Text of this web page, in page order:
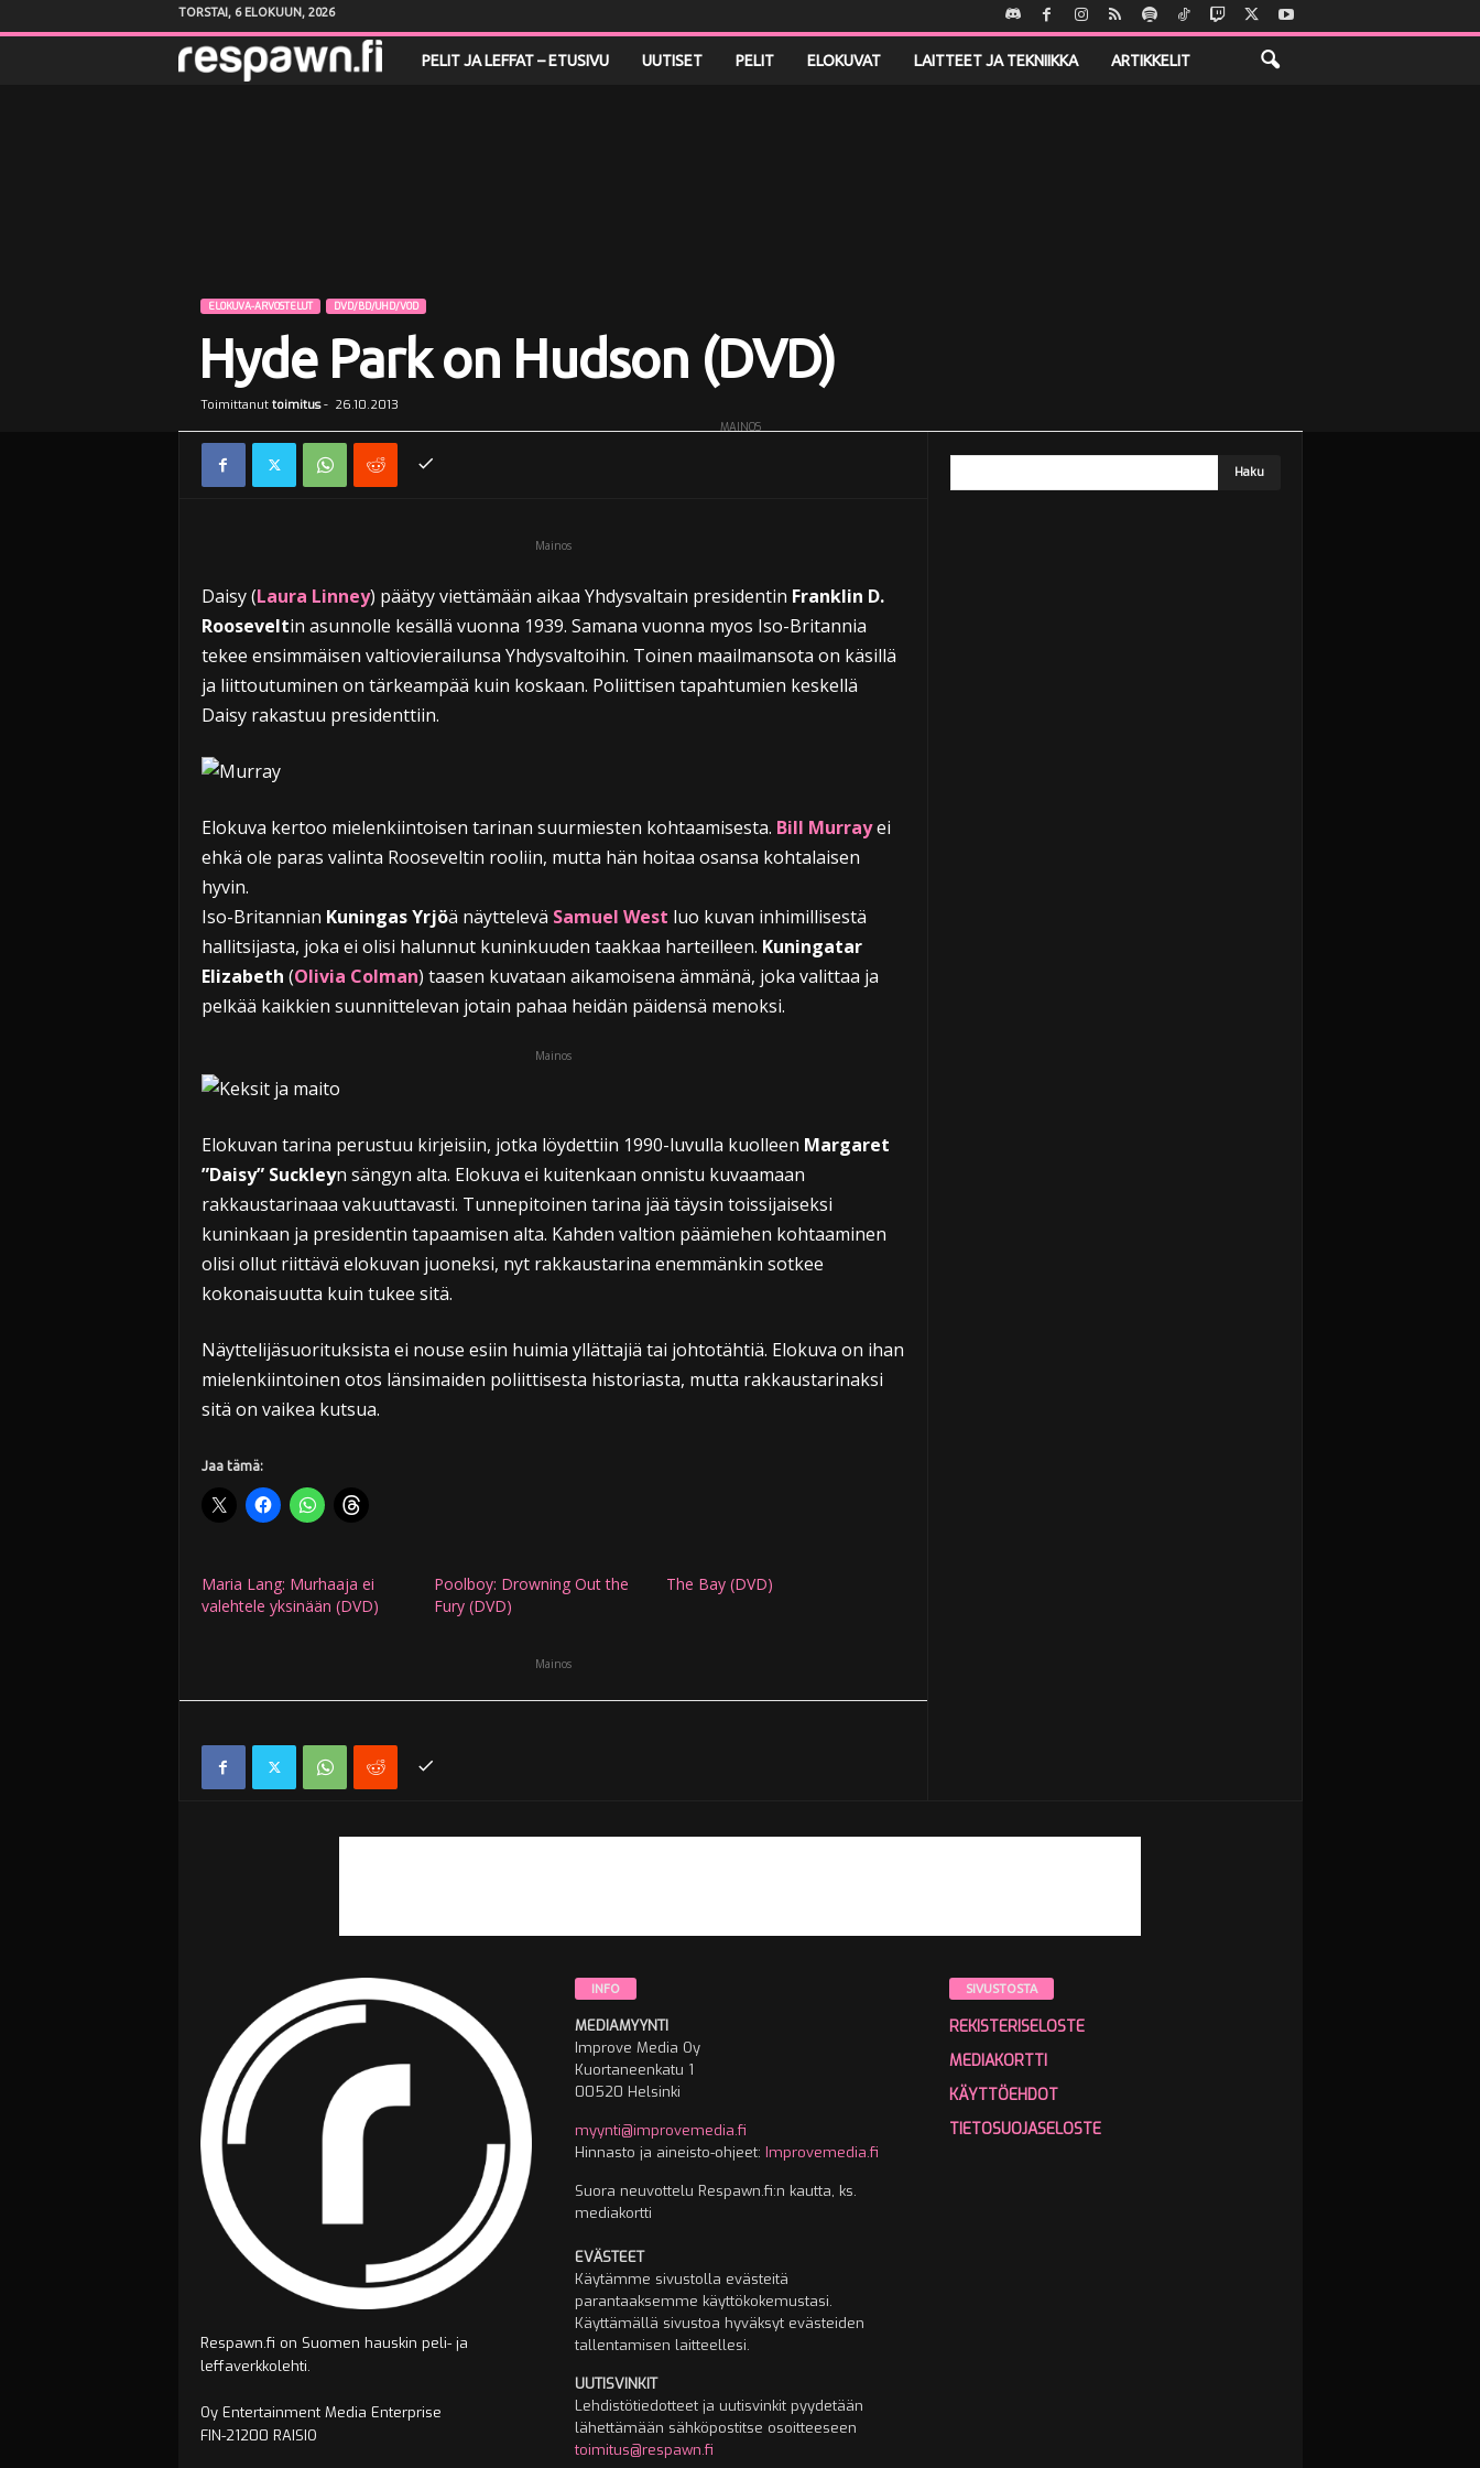
TORSTAI, 6 ELOKUUN, 2026
w
n
PELIT JA LEFFAT – ETUSIVU UUTISET PELIT ELOKUVAT LAITTEET JA TEKNIIKKA ARTIKKELIT
MAINOS
ELOKUVA-ARVOSTELUT DVD/BD/UHD/VOD
Hyde Park on Hudson (DVD)
Toimittanut toimitus- 26.10.2013
Mainos
Daisy (Laura Linney) päätyy viettämään aikaa Yhdysvaltain presidentin Franklin D.
Rooseveltin asunnolle kesällä vuonna 1939. Samana vuonna myos Iso-Britannia
tekee ensimmäisen valtiovierailunsa Yhdysvaltoihin. Toinen maailmansota on käsillä
ja liittoutuminen on tärkeampää kuin koskaan. Poliittisen tapahtumien keskellä
Daisy rakastuu presidenttiin.
Elokuva kertoo mielenkiintoisen tarinan suurmiesten kohtaamisesta. Bill Murrayei
ehkä ole paras valinta Rooseveltin rooliin, mutta hän hoitaa osansa kohtalaisen
hyvin.
Iso-Britannian Kuningas Yrjöä näyttelevä Samuel West luo kuvan inhimillisestä
hallitsijasta, joka ei olisi halunnut kuninkuuden taakkaa harteilleen. Kuningatar
Elizabeth (Olivia Colman) taasen kuvataan aikamoisena ämmänä, joka valittaa ja
pelkää kaikkien suunnittelevan jotain pahaa heidän päidensä menoksi.
Mainos
Elokuvan tarina perustuu kirjeisiin, jotka löydettiin 1990-luvulla kuolleen Margaret
”Daisy” Suckleyn sängyn alta. Elokuva ei kuitenkaan onnistu kuvaamaan
rakkaustarinaaa vakuuttavasti. Tunnepitoinen tarina jää täysin toissijaiseksi
kuninkaan ja presidentin tapaamisen alta. Kahden valtion päämiehen kohtaaminen
olisi ollut riittävä elokuvan juoneksi, nyt rakkaustarina enemmänkin sotkee
kokonaisuutta kuin tukee sitä.
Näyttelijäsuorituksista ei nouse esiin huimia yllättajiä tai johtotähtiä. Elokuva on ihan
mielenkiintoinen otos länsimaiden poliittisesta historiasta, mutta rakkaustarinaksi
sitä on vaikea kutsua.
Jaa tämä:
Maria Lang: Murhaaja ei
valehtele yksinään (DVD)
Poolboy: Drowning Out the
Fury (DVD)
The Bay (DVD)
Mainos
Respawn.fi on Suomen hauskin peli- ja
leffaverkkolehti.
Oy Entertainment Media Enterprise
FIN-21200 RAISIO
INFO
MEDIAMYYNTI
Improve Media Oy
Kuortaneenkatu 1
00520 Helsinki
myynti@improvemedia.fi
Hinnasto ja aineisto-ohjeet: Improvemedia.fi
Suora neuvottelu Respawn.fi:n kautta, ks.
mediakortti
EVÄSTEET
Käytämme sivustolla evästeitä
parantaaksemme käyttökokemustasi.
Käyttämällä sivustoa hyväksyt evästeiden
tallentamisen laitteellesi.
UUTISVINKIT
Lehdistötiedotteet ja uutisvinkit pyydetään
lähettämään sähköpostitse osoitteeseen
toimitus@respawn.fi
SIVUSTOSTA
REKISTERISELOSTE
MEDIAKORTTI
KÄYTTÖEHDOT
TIETOSUOJASELOSTE